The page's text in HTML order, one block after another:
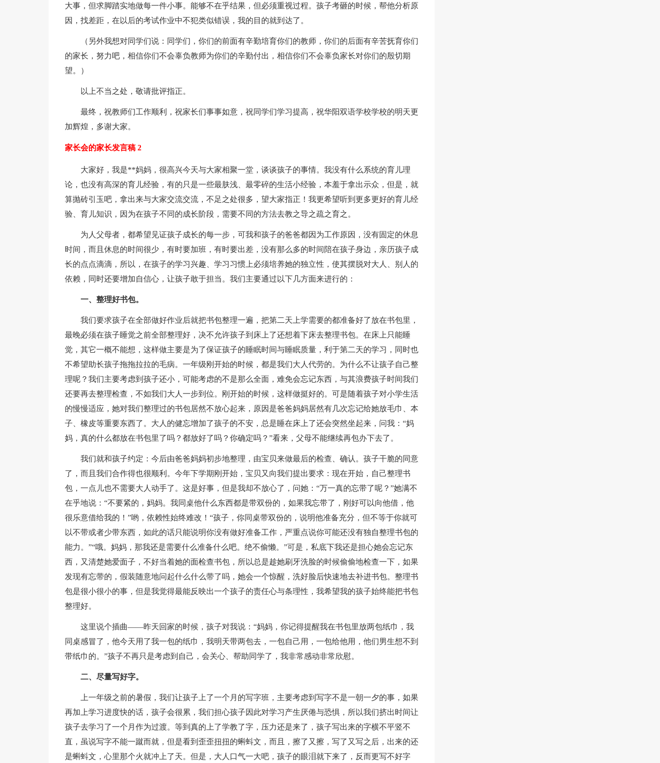
大事，但求脚踏实地做每一件小事。能够不在乎结果，但必须重视过程。孩子考砸的时候，帮他分析原
因，找差距，在以后的考试作业中不犯类似错误，我的目的就到达了。
（另外我想对同学们说：同学们，你们的前面有辛勤培育你们的教师，你们的后面有辛苦抚育你们
的家长，努力吧，相信你们不会辜负教师为你们的辛勤付出，相信你们不会辜负家长对你们的殷切期
望。）
以上不当之处，敬请批评指正。
最终，祝教师们工作顺利，祝家长们事事如意，祝同学们学习提高，祝华阳双语学校学校的明天更
加辉煌，多谢大家。
家长会的家长发言稿 2
大家好，我是**妈妈，很高兴今天与大家相聚一堂，谈谈孩子的事情。我没有什么系统的育儿理
论，也没有高深的育儿经验，有的只是一些最肤浅、最零碎的生活小经验，本羞于拿出示众，但是，就
算抛砖引玉吧，拿出来与大家交流交流，不足之处很多，望大家指正！我更希望听到更多更好的育儿经
验、育儿知识，因为在孩子不同的成长阶段，需要不同的方法去教之导之疏之育之。
为人父母者，都希望见证孩子成长的每一步，可我和孩子的爸爸都因为工作原因，没有固定的休息
时间，而且休息的时间很少，有时要加班，有时要出差，没有那么多的时间陪在孩子身边，亲历孩子成
长的点点滴滴，所以，在孩子的学习兴趣、学习习惯上必须培养她的独立性，使其摆脱对大人、别人的
依赖，同时还要增加自信心，让孩子敢于担当。我们主要通过以下几方面来进行的：
一、整理好书包。
我们要求孩子在全部做好作业后就把书包整理一遍，把第二天上学需要的都准备好了放在书包里，
最晚必须在孩子睡觉之前全部整理好，决不允许孩子到床上了还想着下床去整理书包。在床上只能睡
觉，其它一概不能想，这样做主要是为了保证孩子的睡眠时间与睡眠质量，利于第二天的学习，同时也
不希望助长孩子拖拖拉拉的毛病。一年级刚开始的时候，都是我们大人代劳的。为什么不让孩子自己整
理呢？我们主要考虑到孩子还小，可能考虑的不是那么全面，难免会忘记东西，与其浪费孩子时间我们
还要再去整理检查，不如我们大人一步到位。刚开始的时候，这样做挺好的。可是随着孩子对小学生活
的慢慢适应，她对我们整理过的书包居然不放心起来，原因是爸爸妈妈居然有几次忘记给她放毛巾、本
子、橡皮等重要东西了。大人的健忘增加了孩子的不安，总是睡在床上了还会突然坐起来，问我：“妈
妈，真的什么都放在书包里了吗？都放好了吗？你确定吗？”看来，父母不能继续再包办下去了。
我们就和孩子约定：今后由爸爸妈妈初步地整理，由宝贝来做最后的检查、确认。孩子干脆的同意
了，而且我们合作得也很顺利。今年下学期刚开始，宝贝又向我们提出要求：现在开始，自己整理书
包，一点儿也不需要大人动手了。这是好事，但是我却不放心了，问她：“万一真的忘带了呢？”她满不
在乎地说：“不要紧的，妈妈。我同桌他什么东西都是带双份的，如果我忘带了，刚好可以向他借，他
很乐意借给我的！”哟，依赖性始终难改！“孩子，你同桌带双份的，说明他准备充分，但不等于你就可
以不带或者少带东西，如此的话只能说明你没有做好准备工作，严重点说你可能还没有独自整理书包的
能力。”“哦。妈妈，那我还是需要什么准备什么吧。绝不偷懒。”可是，私底下我还是担心她会忘记东
西，又清楚她爱面子，不好当着她的面检查书包，所以总是趁她刷牙洗脸的时候偷偷地检查一下，如果
发现有忘带的，假装随意地问起什么什么带了吗，她会一个惊醒，洗好脸后快速地去补进书包。整理书
包是很小很小的事，但是我觉得最能反映出一个孩子的责任心与条理性，我希望我的孩子始终能把书包
整理好。
这里说个插曲——昨天回家的时候，孩子对我说：“妈妈，你记得提醒我在书包里放两包纸巾，我
同桌感冒了，他今天用了我一包的纸巾，我明天带两包去，一包自己用，一包给他用，他们男生想不到
带纸巾的。”孩子不再只是考虑到自己，会关心、帮助同学了，我非常感动非常欣慰。
二、尽量写好字。
上一年级之前的暑假，我们让孩子上了一个月的写字班，主要考虑到写字不是一朝一夕的事，如果
再加上学习进度快的话，孩子会很累，我们担心孩子因此对学习产生厌倦与恐惧，所以我们挤出时间让
孩子去学习了一个月作为过渡。等到真的上了学教了字，压力还是来了，孩子写出来的字横不平竖不
直，虽说写字不能一蹴而就，但是看到歪歪扭扭的蝌蚪文，而且，擦了又擦，写了又写之后，出来的还
是蝌蚪文，心里那个火就冲上了天。但是，大人口气一大吧，孩子的眼泪就下来了，反而更写不好字